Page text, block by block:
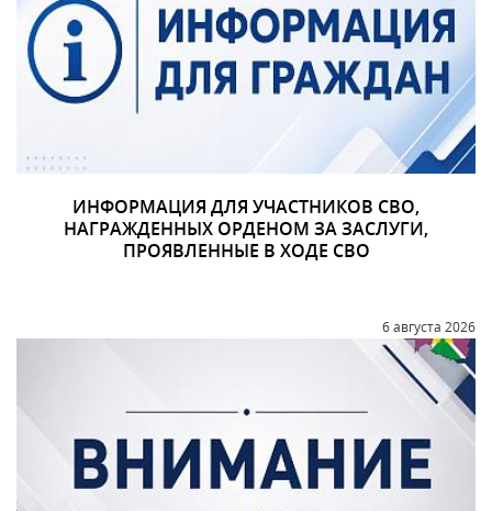
ИНФОРМАЦИЯ ДЛЯ УЧАСТНИКОВ СВО,
НАГРАЖДЕННЫХ ОРДЕНОМ ЗА ЗАСЛУГИ,
ПРОЯВЛЕННЫЕ В ХОДЕ СВО
6 августа 2026